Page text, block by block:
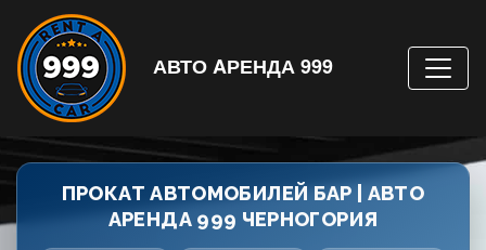
АВТО AРЕНДА 999
ПРОКАТ АВТОМОБИЛЕЙ БАР | АВТО
АРЕНДА 999 ЧЕРНОГОРИЯ